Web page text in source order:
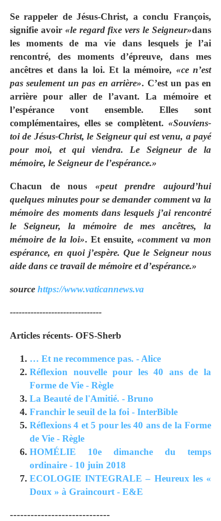
Se rappeler de Jésus-Christ, a conclu François,
signifie avoir «le regard fixe vers le Seigneur»dans
les moments de ma vie dans lesquels je l’ai
rencontré, des moments d’épreuve, dans mes
ancêtres et dans la loi. Et la mémoire, «ce n’est
pas seulement un pas en arrière». C’est un pas en
arrière pour aller de l’avant. La mémoire et
l’espérance vont ensemble. Elles sont
complémentaires, elles se complètent. «Souviens-
toi de Jésus-Christ, le Seigneur qui est venu, a payé
pour moi, et qui viendra. Le Seigneur de la
mémoire, le Seigneur de l’espérance.»
Chacun de nous «peut prendre aujourd’hui
quelques minutes pour se demander comment va la
mémoire des moments dans lesquels j’ai rencontré
le Seigneur, la mémoire de mes ancêtres, la
mémoire de la loi». Et ensuite, «comment va mon
espérance, en quoi j’espère. Que le Seigneur nous
aide dans ce travail de mémoire et d’espérance.»
source https://www.vaticannews.va
-------------------------------
Articles récents- OFS-Sherb
… Et ne recommence pas. - Alice
Réflexion nouvelle pour les 40 ans de la
Forme de Vie - Règle
La Beauté de l'Amitié. - Bruno
Franchir le seuil de la foi - InterBible
Réflexions 4 et 5 pour les 40 ans de la Forme
de Vie - Règle
HOMÉLIE 10e dimanche du temps
ordinaire - 10 juin 2018
ECOLOGIE INTEGRALE – Heureux les «
Doux » à Graincourt - E&E
-----------------------------